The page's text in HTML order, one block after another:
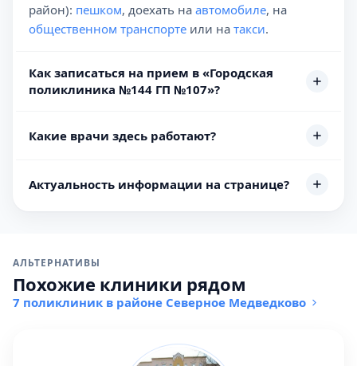
район): пешком, доехать на автомобиле, на
общественном транспорте или на такси.
Как записаться на прием в «Городская
поликлиника №144 ГП №107»?
Какие врачи здесь работают?
Актуальность информации на странице?
АЛЬТЕРНАТИВЫ
Похожие клиники рядом
7 поликлиник в районе Северное Медведково